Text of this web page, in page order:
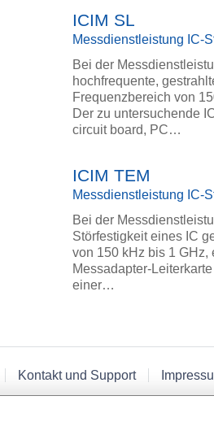
ICIM SL
Messdienstleistung IC-
Bei der
hochfrequente,
Frequenzbereich von
Der zu untersuchende
circuit board, PC…
ICIM TEM
Messdienstleistung IC-
Bei der
Störfestigkeit eines IC
von 150 kHz bis 1 GHz,
Messadapter-
einer…
Kontakt und Support